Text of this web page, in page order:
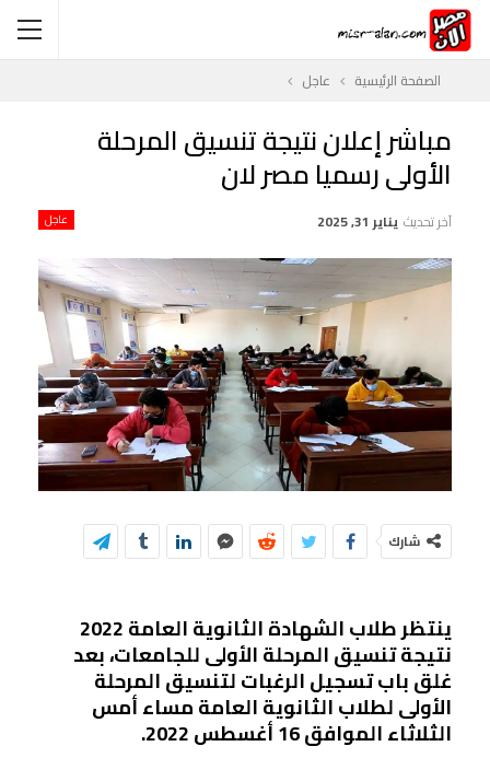
الصفحة الرئيسية عاجل
مباشر إعلان نتيجة تنسيق المرحلة
الأولى رسميا مصر لان
عاجل آخر تحديث يناير 31, 2025
شارك
ينتظر طلاب الشهادة الثانوية العامة 2022
نتيجة تنسيق المرحلة الأولى للجامعات، بعد
غلق باب تسجيل الرغبات لتنسيق المرحلة
الأولى لطلاب الثانوية العامة مساء أمس
الثلاثاء الموافق 16 أغسطس 2022.